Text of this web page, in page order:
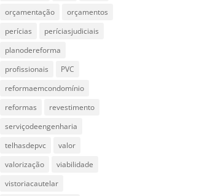
orçamentação
orçamentos
perícias
períciasjudiciais
planodereforma
profissionais
PVC
reformaemcondomínio
reformas
revestimento
serviçodeengenharia
telhasdepvc
valor
valorização
viabilidade
vistoriacautelar